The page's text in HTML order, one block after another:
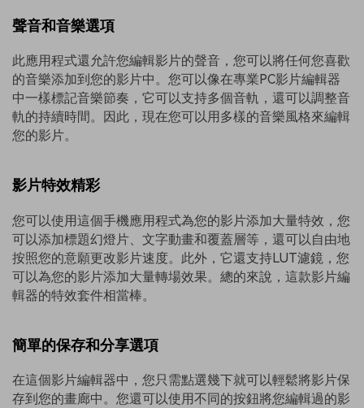
聲音和音樂選項
此應用程式還允許您編輯影片的聲音，您可以將任何您喜歡
的音樂添加到您的影片中。您可以像在專業PC影片編輯器
中一樣標記音樂節奏，它可以支持多個音軌，還可以調整音
軌的持續時間。因此，現在您可以用多樣的音樂風格來編輯
您的影片。
影片特效精彩
您可以使用這個手機應用程式為您的影片添加大量特效，您
可以添加標題幻燈片、文字動畫和覆蓋層等，還可以自由地
按照您的意願更改影片速度。此外，它還支持LUT濾鏡，您
可以為您的影片添加大量轉場效果。總的來說，這款影片編
輯器的特效套件相當棒。
簡單的保存和分享選項
在這個影片編輯器中，您只需點選幾下就可以輕鬆將影片保
存到您的畫廊中。您還可以使用不同的按鈕將您編輯過的影